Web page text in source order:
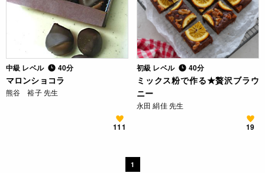
中級 レベル 40分
マロンショコラ
熊谷 裕子 先生
111
初級 レベル 40分
ミックス粉で作る★贅沢ブラウ
ニー
永田 絹佳 先生
19
1